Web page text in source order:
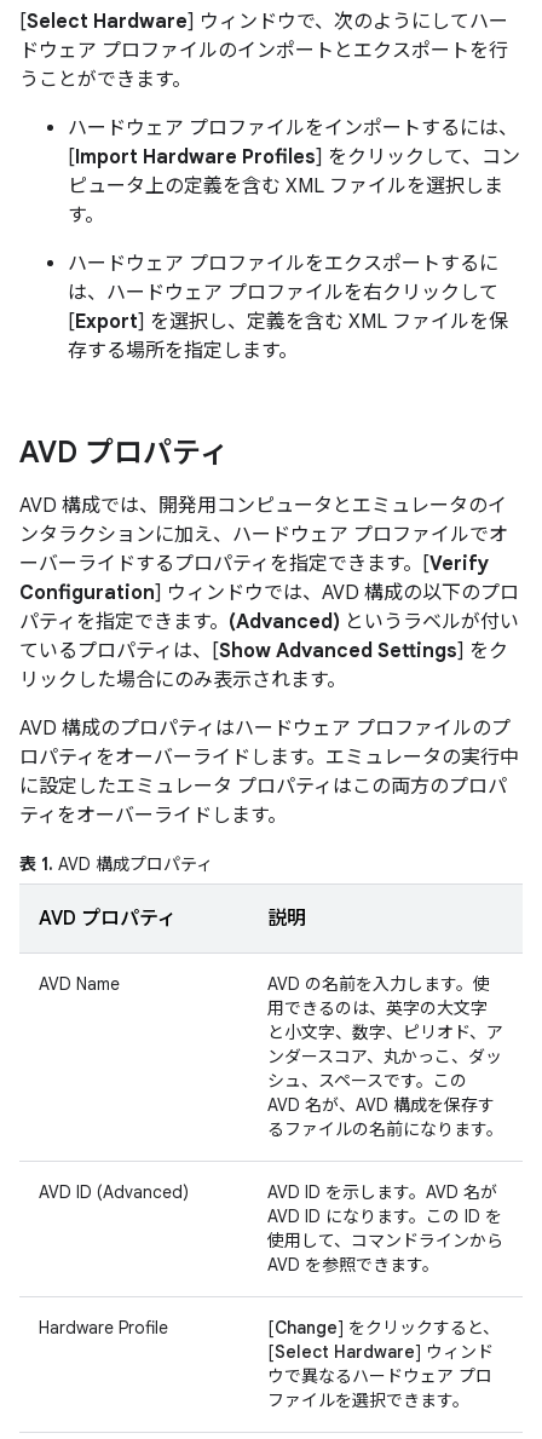
[Select Hardware] ウィンドウで、次のようにしてハー
ドウェア プロファイルのインポートとエクスポートを行
うことができます。
ハードウェア プロファイルをインポートするには、
[Import Hardware Profiles] をクリックして、コン
ピュータ上の定義を含む XML ファイルを選択しま
す。
ハードウェア プロファイルをエクスポートするに
は、ハードウェア プロファイルを右クリックして
[Export] を選択し、定義を含む XML ファイルを保
存する場所を指定します。
AVD プロパティ
AVD 構成では、開発用コンピュータとエミュレータのイ
ンタラクションに加え、ハードウェア プロファイルでオ
ーバーライドするプロパティを指定できます。[Verify
Configuration] ウィンドウでは、AVD 構成の以下のプロ
パティを指定できます。 (Advanced) というラベルが付い
ているプロパティは、[Show Advanced Settings] をク
リックした場合にのみ表示されます。
AVD 構成のプロパティはハードウェア プロファイルのプ
ロパティをオーバーライドします。エミュレータの実行中
に設定したエミュレータ プロパティはこの両方のプロパ
ティをオーバーライドします。
表 1. AVD 構成プロパティ
AVD プロパティ 説明
AVD Name
AVD の名前を入力します。使
用できるのは、英字の大文字
と小文字、数字、ピリオド、ア
ンダースコア、丸かっこ、ダッ
シュ、スペースです。この
AVD 名が、AVD 構成を保存す
るファイルの名前になります。
AVD ID (Advanced)
AVD ID を示します。AVD 名が
AVD ID になります。この ID を
使用して、コマンドラインから
AVD を参照できます。
Hardware Profile [Change] をクリックすると、
[Select Hardware] ウィンド
ウで異なるハードウェア プロ
ファイルを選択できます。